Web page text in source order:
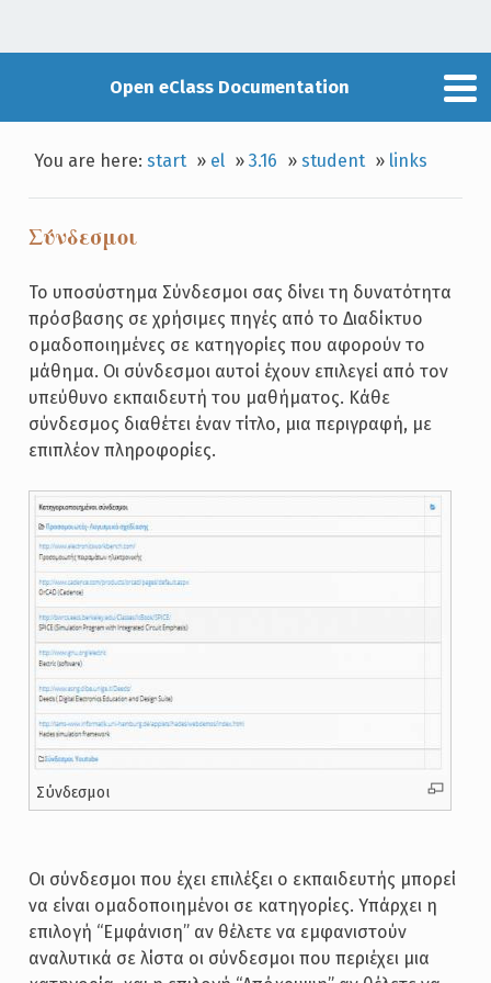
Open eClass Documentation
You are here:start » el »3.16 »student » links
Σύνδεσμοι
Το υποσύστημα Σύνδεσμοι σας δίνει τη δυνατότητα
πρόσβασης σε χρήσιμες πηγές από το Διαδίκτυο
ομαδοποιημένες σε κατηγορίες που αφορούν το
μάθημα. Οι σύνδεσμοι αυτοί έχουν επιλεγεί από τον
υπεύθυνο εκπαιδευτή του μαθήματος. Κάθε
σύνδεσμος διαθέτει έναν τίτλο, μια περιγραφή, με
επιπλέον πληροφορίες.
Σύνδεσμοι
Οι σύνδεσμοι που έχει επιλέξει ο εκπαιδευτής μπορεί
να είναι ομαδοποιημένοι σε κατηγορίες. Υπάρχει η
επιλογή “Εμφάνιση” αν θέλετε να εμφανιστούν
αναλυτικά σε λίστα οι σύνδεσμοι που περιέχει μια